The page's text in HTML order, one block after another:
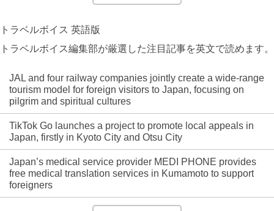
トラベルボイス 英語版
トラベルボイス編集部が厳選した注目記事を英文で読めます。
JAL and four railway companies jointly create a wide-range
tourism model for foreign visitors to Japan, focusing on
pilgrim and spiritual cultures
TikTok Go launches a project to promote local appeals in
Japan, firstly in Kyoto City and Otsu City
Japan’s medical service provider MEDI PHONE provides
free medical translation services in Kumamoto to support
foreigners